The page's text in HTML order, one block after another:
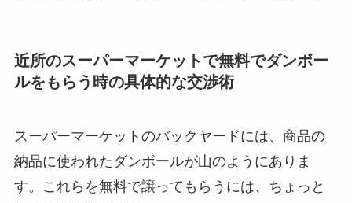
近所のスーパーマーケットで無料でダンボー
ルをもらう時の具体的な交渉術
スーパーマーケットのバックヤードには、商品の
納品に使われたダンボールが山のようにありま
す。これらを無料で譲ってもらうには、ちょっと